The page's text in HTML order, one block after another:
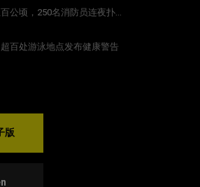
公顷，250名消防员连夜扑...
百处游泳地点发布健康警告
版